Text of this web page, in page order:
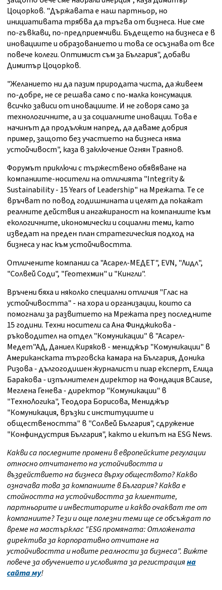
Цоцорков. "Държавата е наш партньор, но
инициативата трябва да тръгва от бизнеса. Ние сме
по-гъвкави, по-предприемчиви. Бъдещето на бизнеса е в
иновациите и образованието и това се осъзнава от все
повече колеги. Оптимист съм за България", добави
Димитър Цоцорков.
"Желанието ни да пазим природата чиста, да живеем
по-добре, не се решава само с по-малка консумация.
всичко зависи от иновациите. И не говоря само за
технологичните, а и за социалните иновации. Това е
начинът да продължим напред, да даваме добрия
пример, защото без участието на бизнеса няма
устойчивост", каза в заключение Огнян Траянов.
Форумът приключи с тържествено обявяване на
компаниите-носители на отличията "Integrity &
Sustainability - 15 Years of Leadership" на Мрежата. Те се
връчват по повод годишнината и целят да покажат
реалните действия и ангажираност на компаниите към
екологичните, икономически и социални теми, като
изведат на преден план стратегическия подход на
бизнеса у нас към устойчивостта.
Отличените компании са "Асарел-МЕДЕТ", EVN, "Лидл",
"Солвей Соди", "Геотехмин" и "Кингли".
Връчени бяха и няколко специални отличия "Глас на
устойчивостта" - на хора и организации, които са
помогнали за развитието на Мрежата през последните
15 години. Техни носители са Ана Финджикова -
ръководител на отдел "Комуникации" в "Асарел-
Медет"АД, Даниел Киряков - мениджър "Комуникации" в
Американската търговска камара на България, Доника
Ризова - дългогодишен журналист и пиар експерт, Елица
Баракова - изпълнителен директор на Фондация BCause,
Меглена Генева - директор "Комуникации" в
"ТехноЛогика", Теодора Борисова, Мениджър
"Комуникация, връзки с институциите и
обществеността" в "Солвей България", сдружение
"Конфиндустрия България", както и екипът на ESG News.
Какви са последните промени в европейските регулации
относно отчитането на устойчивостта и
въздействието на бизнеса върху обществото? Какво
означава това за компаниите в България? Каква е
стойността на устойчивостта за клиентите,
партньорите и инвеститорите и какво очакват те от
компаниите? Тези и още полезни теми ще се обсъждат по
време на мастърклас "ESG промяната: Отложената
директива за корпоративно отчитане на
устойчивостта и новите реалности за бизнеса". Вижте
повече за обучението и условията за регистрацияна
сайта му!